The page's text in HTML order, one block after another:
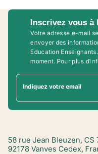
Inscrivez vous à
Votre adresse e-mail
envoyer des
Education
moment. Pour plus
Indiquez votre email
58 rue Jean Bleuzen, CS
92178 Vanves Cedex,